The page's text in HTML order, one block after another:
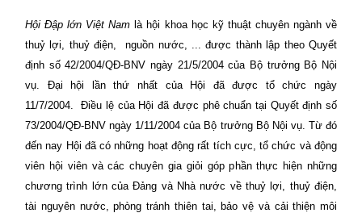
Hội Đập lớn Việt Nam là hội khoa học kỹ thuật chuyên ngành về
thuỷ lợi, thuỷ điện,
nguồn nước, ... được thành lập theo Quyết
định số 42/2004/QĐ-BNV ngày 21/5/2004 của Bộ trưởng Bộ Nội
vụ. Đại hội lần thứ nhất của Hội đã được tổ chức ngày
11/7/2004.
Điều lệ của Hội đã được phê chuẩn tại Quyết định số
73/2004/QĐ-BNV ngày 1/11/2004 của Bộ trưởng Bộ Nội vụ. Từ đó
đến nay Hội đã có những hoạt động rất tích cực, tổ chức và động
viên hội viên và các chuyên gia giỏi góp phần thực hiện những
chương trình lớn của Đảng và Nhà nước về thuỷ lợi, thuỷ điện,
tài nguyên nước, phòng tránh thiên tai, bảo vệ và cải thiện môi